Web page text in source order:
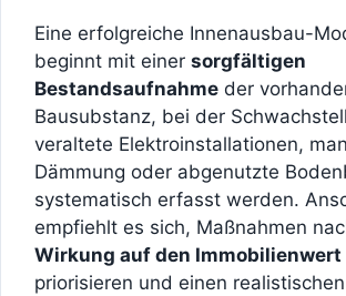
Eine erfolgreiche Innenausbau-
beginnt mit einer sorgfältigen
Bestandsaufnahme der
Bausubstanz, bei der
veraltete Elektroinstallationen,
Dämmung oder abgenutzte
systematisch erfasst werden.
empfiehlt es sich, Maßnahmen
Wirkung auf den Immobilienwert
priorisieren und einen